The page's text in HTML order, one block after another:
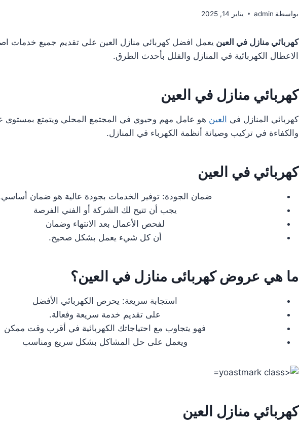
بواسطة admin يناير 14, 2025
كهربائي منازل في العين يعمل افضل كهربائي منازل العين علي تقديم جميع خدمات
الاعطال الكهربائية في المنازل والفلل بأحدث الطرق.
كهربائي منازل في العين
كهربائي المنازل في العين هو عامل مهم وحيوي في المجتمع المحلي ويتمتع بمستوى
والكفاءة في تركيب وصيانة أنظمة الكهرباء في المنازل.
كهربائي في العين
ضمان الجودة: توفير الخدمات بجودة عالية هو ضمان
يجب أن تتيح لك الشركة أو الفني الفرصة
لفحص الأعمال بعد الانتهاء وضمان
أن كل شيء يعمل بشكل صحيح.
ما هي عروض كهربائى منازل في العين؟
استجابة سريعة: يحرص الكهربائي الأفضل
على تقديم خدمة سريعة وفعالة.
فهو يتجاوب مع احتياجاتك الكهربائية في أقرب وقت ممكن
ويعمل على حل المشاكل بشكل سريع ومناسب
كهربائي منازل العين